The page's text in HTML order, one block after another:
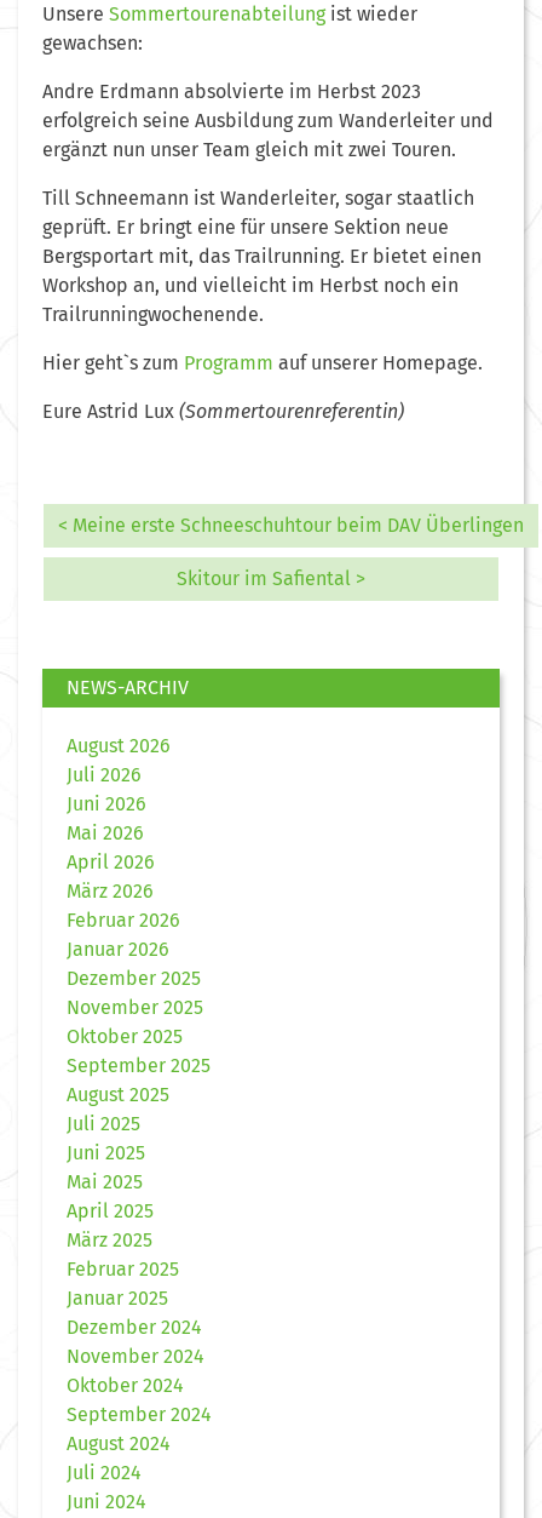
Unsere Sommertourenabteilungist wieder
gewachsen:
Andre Erdmann absolvierte im Herbst 2023
erfolgreich seine Ausbildung zum Wanderleiter und
ergänzt nun unser Team gleich mit zwei Touren.
Till Schneemann ist Wanderleiter, sogar staatlich
geprüft. Er bringt eine für unsere Sektion neue
Bergsportart mit, das Trailrunning. Er bietet einen
Workshop an, und vielleicht im Herbst noch ein
Trailrunningwochenende.
Hier geht`s zum Programm auf unserer Homepage.
Eure Astrid Lux (Sommertourenreferentin)
< Meine erste Schneeschuhtour beim DAV Überlingen
Skitour im Safiental >
NEWS-ARCHIV
August 2026
Juli 2026
Juni 2026
Mai 2026
April 2026
März 2026
Februar 2026
Januar 2026
Dezember 2025
November 2025
Oktober 2025
September 2025
August 2025
Juli 2025
Juni 2025
Mai 2025
April 2025
März 2025
Februar 2025
Januar 2025
Dezember 2024
November 2024
Oktober 2024
September 2024
August 2024
Juli 2024
Juni 2024